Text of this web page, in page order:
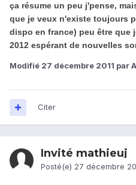
ça résume un peu j'pense,
que je veux n'existe toujours
dispo en france) peu être que
2012 espérant de nouvelles
Modifié 27 décembre 2011 par
Citer
Invité mathieuj
Posté(e) 27 décembre